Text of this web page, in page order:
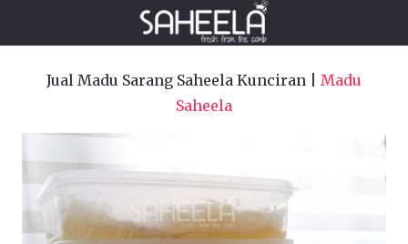
Jual Madu Sarang Saheela Kunciran | Madu
Saheela